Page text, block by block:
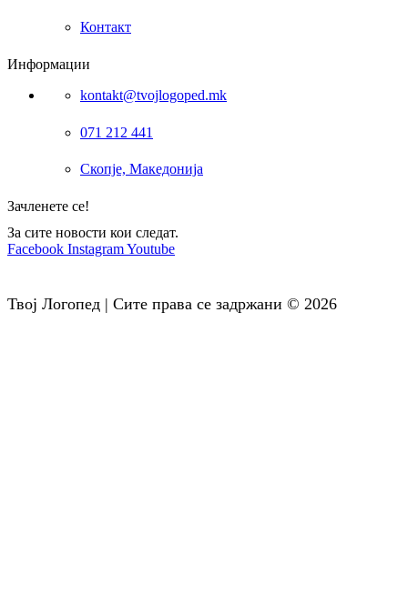
Контакт
Информации
kontakt@tvojlogoped.mk
071 212 441
Скопје, Македонија
Зачленете се!
За сите новости кои следат.
Facebook InstagramYoutube
Твој Логопед | Сите права се задржани © 2026